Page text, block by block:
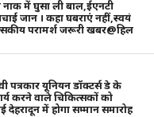
में घुसा ली बाल,ईएनटी
जान । कहा घबराएं नहीं,स्वयं
परामर्श जरूरी खबर@हिल
पत्रकार यूनियन डॉक्टर्स डे के
करने वाले चिकित्सकों को
देहरादून में होगा सम्मान समारोह